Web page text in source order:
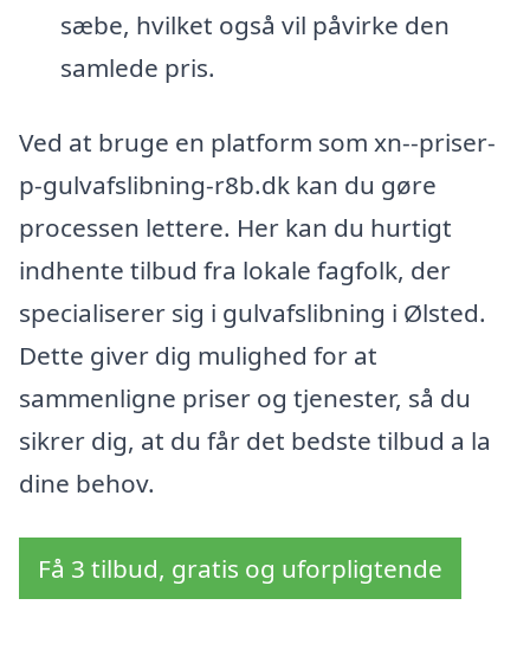
sæbe, hvilket også vil påvirke den
samlede pris.
Ved at bruge en platform som xn--priser-
p-gulvafslibning-r8b.dk kan du gøre
processen lettere. Her kan du hurtigt
indhente tilbud fra lokale fagfolk, der
specialiserer sig i gulvafslibning i Ølsted.
Dette giver dig mulighed for at
sammenligne priser og tjenester, så du
sikrer dig, at du får det bedste tilbud a la
dine behov.
Få 3 tilbud, gratis og uforpligtende